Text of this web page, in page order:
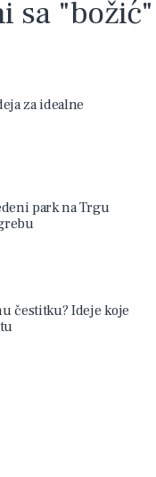
sa "božić"
za idealne
park na Trgu
čestitku? Ideje koje